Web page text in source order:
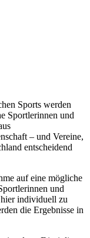
Sports werden
Sportlerinnen und
– und Vereine,
entscheidend
auf eine mögliche
und
hier individuell zu
die Ergebnisse in